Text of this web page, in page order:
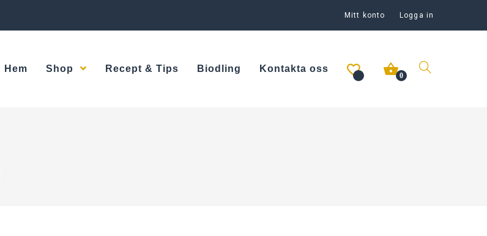
Mitt konto Logga in
Hem Shop Recept & Tips Biodling Kontakta oss
0